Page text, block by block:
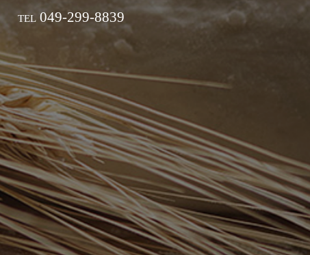
TEL 049-299-8839